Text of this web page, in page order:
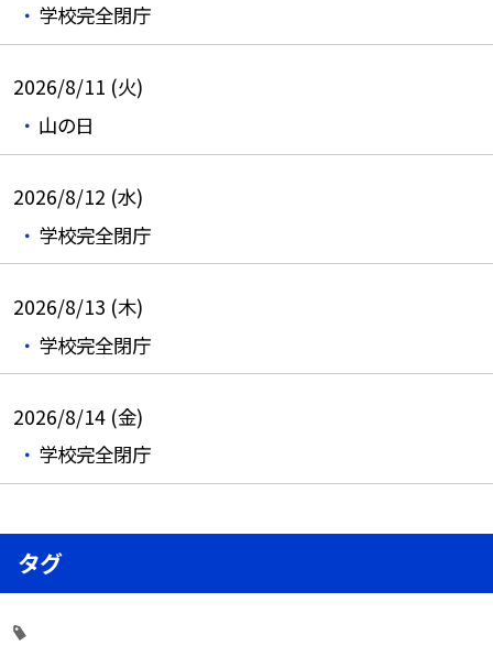
学校完全閉庁
2026/8/11 (火)
山の日
2026/8/12 (水)
学校完全閉庁
2026/8/13 (木)
学校完全閉庁
2026/8/14 (金)
学校完全閉庁
タグ